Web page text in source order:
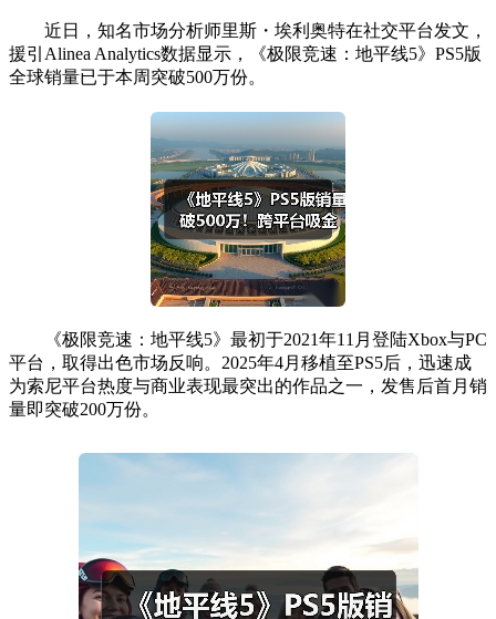
近日，知名市场分析师里斯・埃利奥特在社交平台发文，
援引Alinea Analytics数据显示，《极限竞速：地平线5》PS5版
全球销量已于本周突破500万份。
《极限竞速：地平线5》最初于2021年11月登陆Xbox与PC
平台，取得出色市场反响。2025年4月移植至PS5后，迅速成
为索尼平台热度与商业表现最突出的作品之一，发售后首月销
量即突破200万份。